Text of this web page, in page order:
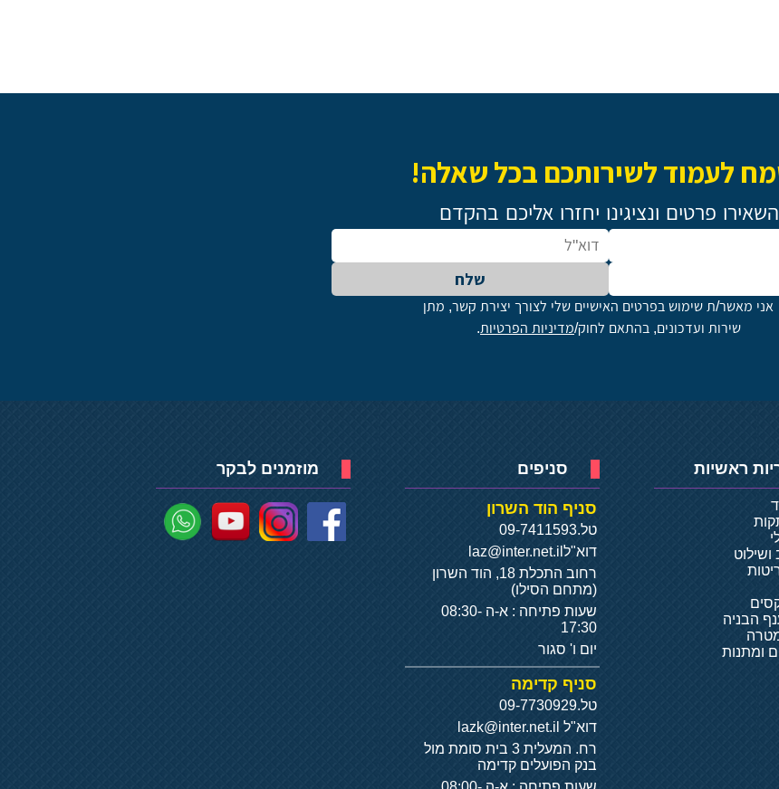
לעמוד לשירותכם בכל שאלה!
השאירו פרטים ונציגינו יחזרו אליכם בהקדם
שלח
אני מאשר/ת שימוש בפרטים האישיים שלי לצורך יצירת קשר, מתן
שירות ועדכונים, בהתאם לחוק/מדיניות הפרטיות.
ראשיות
הבניה
ומתנות
סניפים
סניף הוד השרון
טל.09-7411593
דוא"ל laz@inter.net.il
רחוב התכלת 18, הוד השרון
(מתחם הסילו)
שעות פתיחה : א-ה 08:30-
17:30
יום ו' סגור
סניף קדימה
טל.09-7730929
דוא"ל
רח. המעלית 3 בית סומת מול
בנק הפועלים קדימה
מוזמנים לבקר